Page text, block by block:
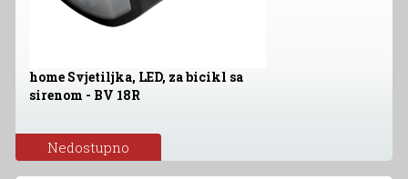
home Svjetiljka, LED, za bicikl sa
sirenom - BV 18R
Nedostupno